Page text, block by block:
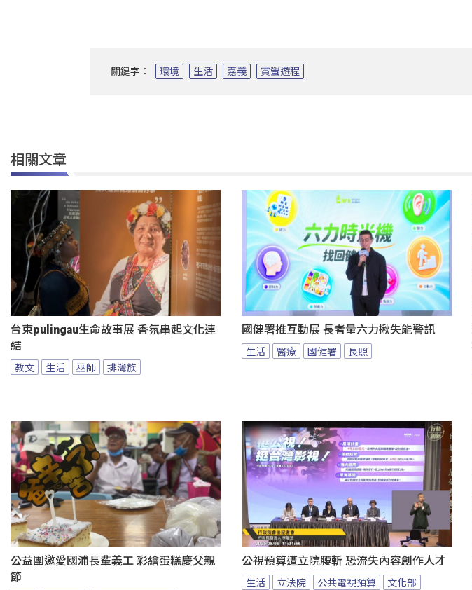
關鍵字： 環境 生活 嘉義 賞螢遊程
相關文章
台東pulingau生命故事展 香氛串起文化連
結
教文 生活 巫師 排灣族
國健署推互動展 長者量六力揪失能警訊
生活 醫療 國健署 長照
公益團邀愛國浦長輩義工 彩繪蛋糕慶父親
節
公視預算遭立院腰斬 恐流失內容創作人才
生活 立法院 公共電視預算 文化部